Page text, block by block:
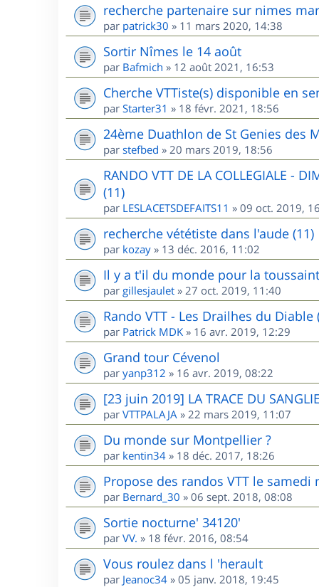
recherche partenaire sur nimes
par patrick30 » 11 mars 2020, 14:38
Sortir Nîmes le 14 août
par Bafmich » 12 août 2021, 16:53
Cherche VTTiste(s) disponible en
par Starter31 » 18 févr. 2021, 18:56
24ème Duathlon de St Genies des
par stefbed » 20 mars 2019, 18:56
RANDO VTT DE LA COLLEGIALE -
(11)
par LESLACETSDEFAITS11 » 09 oct. 2019,
recherche vététiste dans l'aude (11)
par kozay » 13 déc. 2016, 11:02
Il y a t'il du monde pour la
par gillesjaulet » 27 oct. 2019, 11:40
Rando VTT - Les Drailhes du Diable
par Patrick MDK » 16 avr. 2019, 12:29
Grand tour Cévenol
par yanp312 » 16 avr. 2019, 08:22
[23 juin 2019] LA TRACE DU
par VTTPALAJA » 22 mars 2019, 11:07
Du monde sur Montpellier ?
par kentin34 » 18 déc. 2017, 18:26
Propose des randos VTT le
par Bernard_30 » 06 sept. 2018, 08:08
Sortie nocturne' 34120'
par VV. » 18 févr. 2016, 08:54
Vous roulez dans l 'herault
par Jeanoc34 » 05 janv. 2018, 19:45